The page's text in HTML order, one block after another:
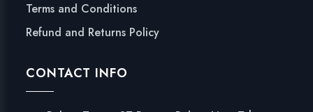
Terms and Conditions
Refund and Returns Policy
CONTACT INFO